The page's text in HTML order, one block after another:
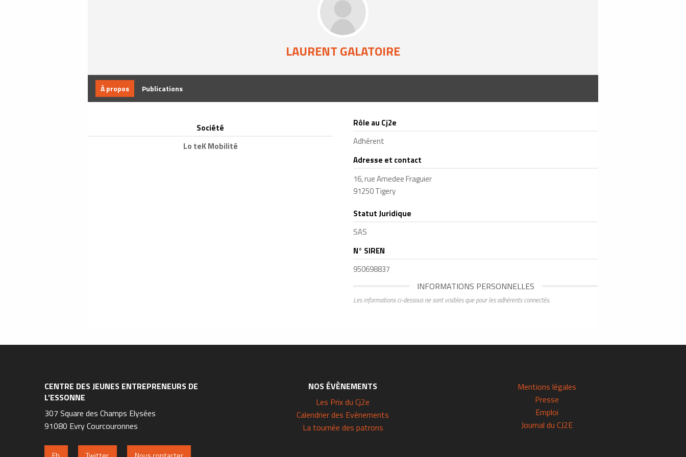
LAURENT GALATOIRE
À propos Publications
Société
Lo teK Mobilité
Rôle au Cj2e
Adhérent
Adresse et contact
16, rue Amedee Fraguier
91250 Tigery
Statut Juridique
SAS
N° SIREN
950698837
INFORMATIONS PERSONNELLES
Les informations ci-dessous ne sont visibles que pour les adhérents connectés.
CENTRE DES JEUNES ENTREPRENEURS DE
L’ESSONNE
307 Square des Champs Elysées
91080 Evry Courcouronnes
NOS ÉVÈNEMENTS
Les Prix du Cj2e
Calendrier des Evénements
La tournée des patrons
Mentions légales
Presse
Emploi
Journal du CJ2E